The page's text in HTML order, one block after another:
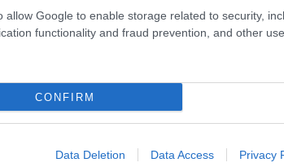
allow Google to enable storage related to security,
functionality and fraud prevention, and other
CONFIRM
Data Deletion Data Access Privacy